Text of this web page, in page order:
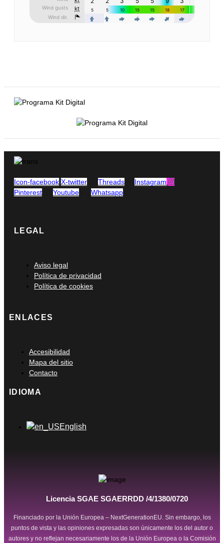
Icon-facebook X-twitter Threads
Instagram
Pinterest
Youtube Whatsapp
LEGAL
Main
Menu
Aviso legal
Política de privacidad
Política de cookies
ENLACES
Main
Menu
Accesibilidad
Mapa del sitio
Contacto
IDIOMA
Main
English
Licencia SGAE SGAERRDD /4/1380/0720
Financiado por la Unión Europea – NextGenerationEU. Sin embargo, los
puntos de vista y las opiniones expresadas son únicamente los del autor o
autores y no reflejan necesariamente los de la Unión Europea o la Comisión